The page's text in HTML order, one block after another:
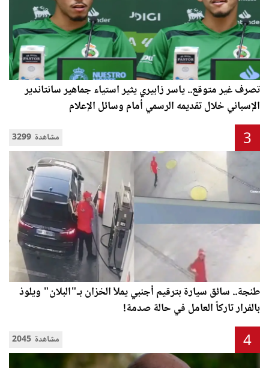
تصرف غير متوقع.. ياسر زابيري يثير استياء جماهير سانتاندير
الإسباني خلال تقديمه الرسمي أمام وسائل الإعلام
3299 مشاهدة 3
طنجة.. سائق سيارة بترقيم أجنبي يملأ الخزان بـ"البلان" ويلوذ
بالفرار تاركاً العامل في حالة صدمة!
2045 مشاهدة 4